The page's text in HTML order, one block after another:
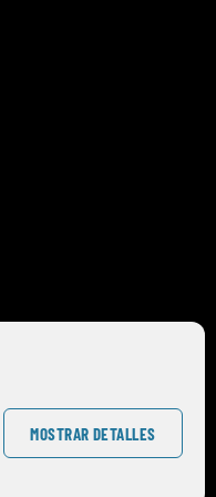
MOSTRAR DETALLES